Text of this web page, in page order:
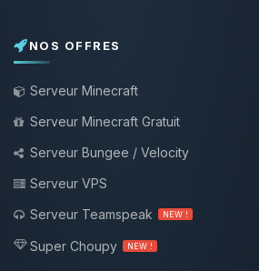
NOS OFFRES
Serveur Minecraft
Serveur Minecraft Gratuit
Serveur Bungee / Velocity
Serveur VPS
Serveur Teamspeak
NEW !
Super Choupy NEW !